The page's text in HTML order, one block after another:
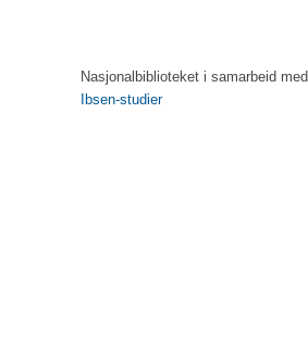
Nasjonalbiblioteket i samarbeid med
Ibsen-studier